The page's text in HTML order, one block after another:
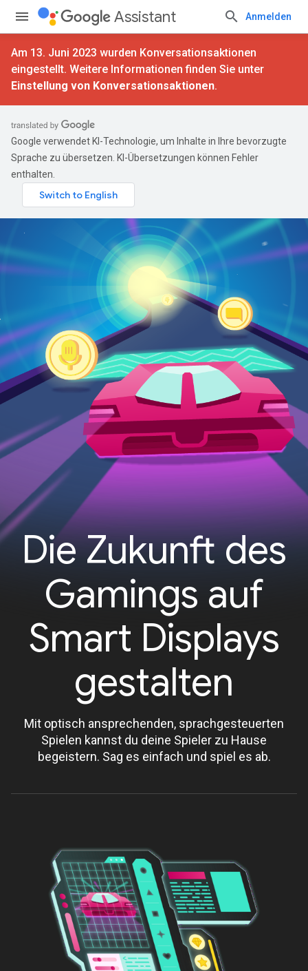
Assistant Anmelden
Am 13. Juni 2023 wurden Konversationsaktionen
eingestellt. Weitere Informationen finden Sie unter
Einstellung von Konversationsaktionen.
Google verwendet KI-Technologie, um Inhalte in Ihre bevorzugte
Sprache zu übersetzen. KI-Übersetzungen können Fehler
enthalten.
Die Zukunft des
Gamings auf
Smart Displays
gestalten
Mit optisch ansprechenden, sprachgesteuerten
Spielen kannst du deine Spieler zu Hause
begeistern. Sag es einfach und spiel es ab.